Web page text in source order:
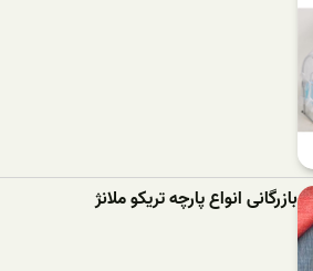
بازرگانی انواع پارچه تریکو ملانژ